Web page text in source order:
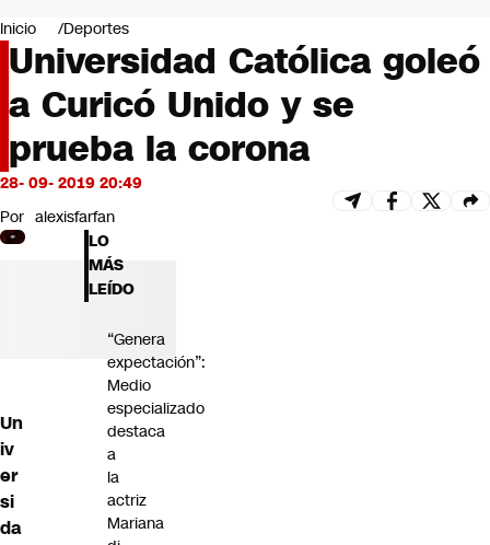
Negocios
Deportes
Programas completos
Cultura
Servicios
Bits
CNN tiempo
Futuro 360
Opinión
Inicio Deportes
Universidad Católica goleó
a Curicó Unido y se
prueba la corona
28- 09- 2019 20:49
Por alexisfarfan
Un
iv
er
si
da
LO
MÁS
LEÍDO
“Genera
expectación”:
Medio
especializado
destaca
a
la
actriz
Mariana